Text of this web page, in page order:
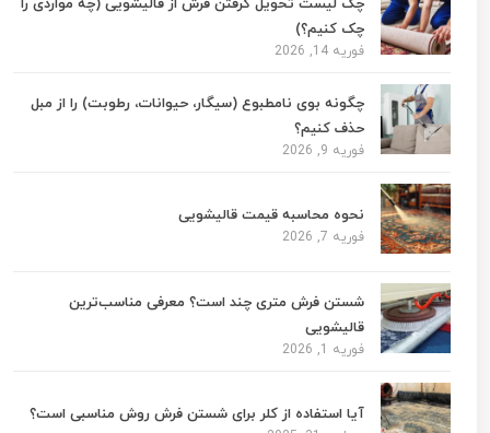
چک لیست تحویل گرفتن فرش از قالیشویی (چه مواردی را
چک کنیم؟)
فوریه 14, 2026
چگونه بوی نامطبوع (سیگار، حیوانات، رطوبت) را از مبل
حذف کنیم؟
فوریه 9, 2026
نحوه محاسبه قیمت قالیشویی
فوریه 7, 2026
شستن فرش متری چند است؟ معرفی مناسب‌ترین
قالیشویی
فوریه 1, 2026
آیا استفاده از کلر برای شستن فرش روش مناسبی است؟